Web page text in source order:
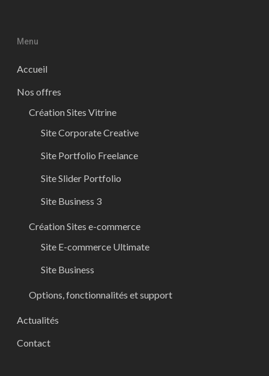
Menu
Accueil
Nos offres
Création Sites Vitrine
Site Corporate Creative
Site Portfolio Freelance
Site Slider Portfolio
Site Business 3
Création Sites e-commerce
Site E-commerce Ultimate
Site Business
Options, fonctionnalités et support
Actualités
Contact